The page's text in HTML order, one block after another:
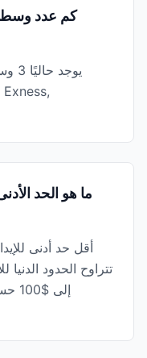
كم عدد
ما هو الحد
أقل حد أدنى